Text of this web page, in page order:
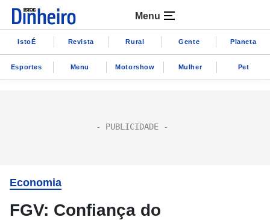
Menu
IstoÉ Revista Rural Gente Planeta
Esportes Menu Motorshow Mulher Pet
Economia
FGV: Confiança do